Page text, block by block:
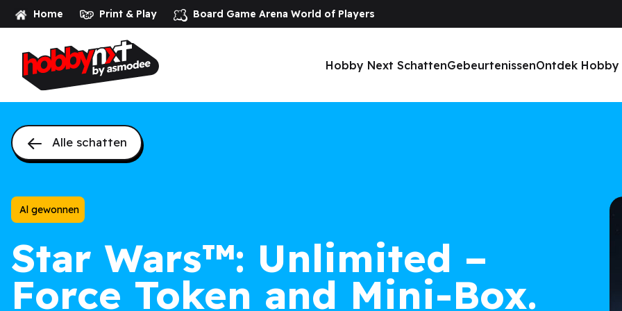
Home Print & Play Board Game Arena World of Players
Hobby Next SchattenGebeurtenissenOntdek Hobby
Alle schatten
Al gewonnen
Star Wars™: Unlimited –
Force Token and Mini-Box.